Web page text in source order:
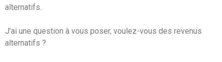
k
alternatifs.
J’ai une question à vous poser, voulez-vous des revenus
alternatifs ?